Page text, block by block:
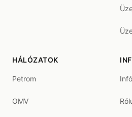
HÁLÓZATOK
Petrom
OMV